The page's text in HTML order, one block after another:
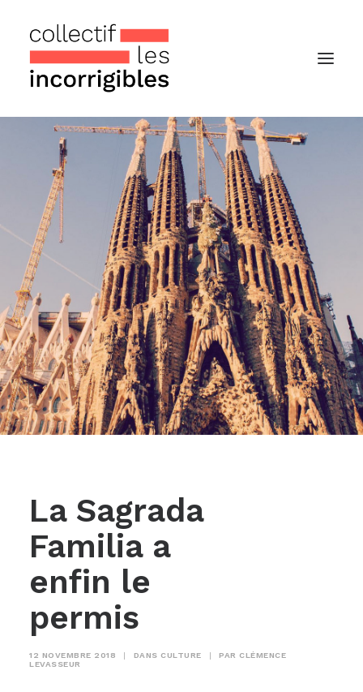
Accueil
Le collectif
Nos actualités
Notre « Incolettre » mensuelle
Recherche
La Sagrada
Familia a
enfin le
permis
12 NOVEMBRE 2018 | DANS CULTURE | PAR CLÉMENCE
LEVASSEUR